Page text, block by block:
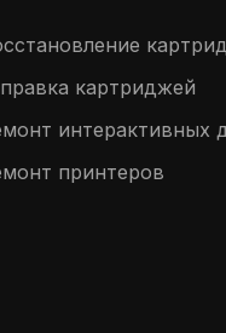
картриджей
интерактивных
принтеров